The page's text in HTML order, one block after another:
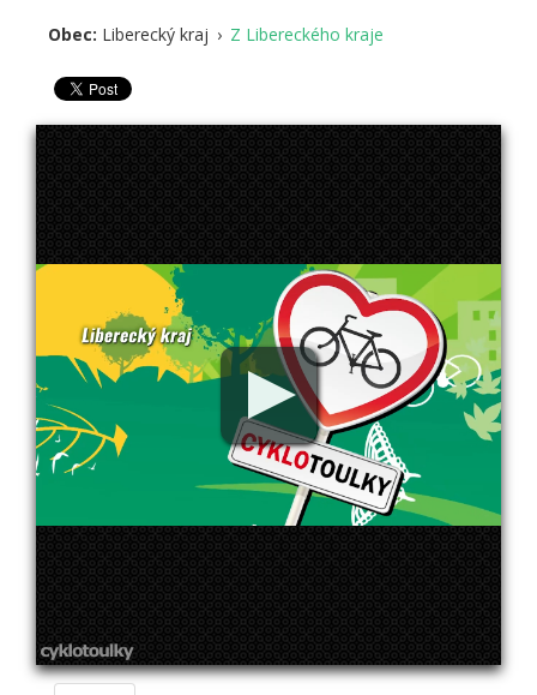
Obec: Liberecký kraj › Z Libereckého kraje